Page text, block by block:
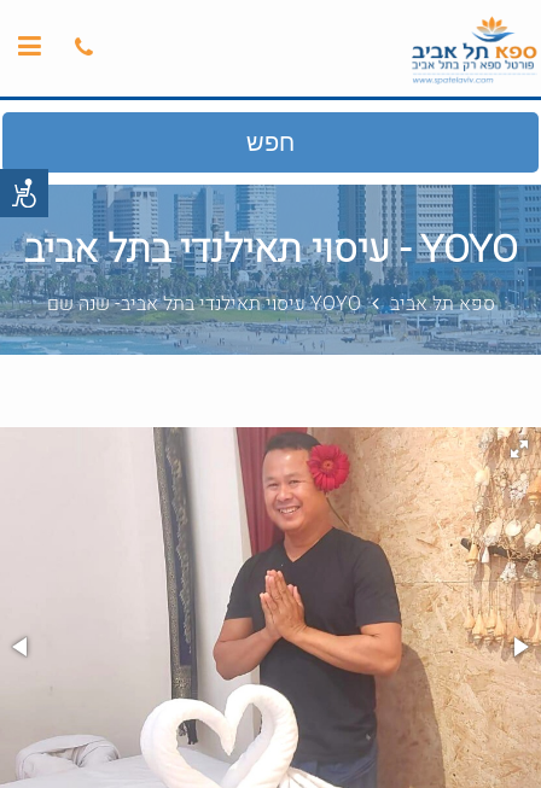
חפש
YOYO - עיסוי תאילנדי בתל אביב
ספא תל אביב YOYO עיסוי תאילנדי בתל אביב- שנה שם